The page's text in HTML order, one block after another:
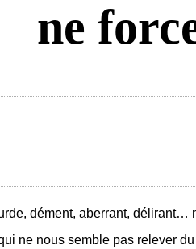
ne
dément, aberrant, délirant…
ne nous semble pas relever